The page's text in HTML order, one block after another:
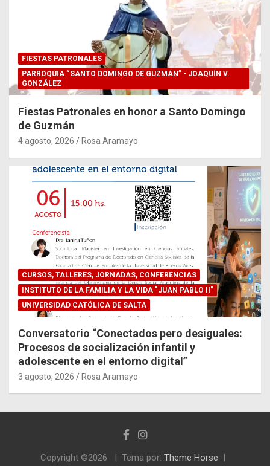
FIESTAS PATRONALES
PARROQUIA “SANTO DOMINGO DE GUZMÁN” - JOAQUÍN V.
GONZÁLEZ
Fiestas Patronales en honor a Santo Domingo
de Guzmán
4 agosto, 2026 Rosa Aramayo
CURSOS, TALLERES, JORNADAS, CONFERENCIAS
INSTITUTO DE LA FAMILIA Y LA VIDA "JUAN PABLO II"
UNIVERSIDAD CATÓLICA DE SALTA
Conversatorio “Conectados pero desiguales:
Procesos de socialización infantil y
adolescente en el entorno digital”
3 agosto, 2026 Rosa Aramayo
Copyright ©2026 Tema por: Theme Horse